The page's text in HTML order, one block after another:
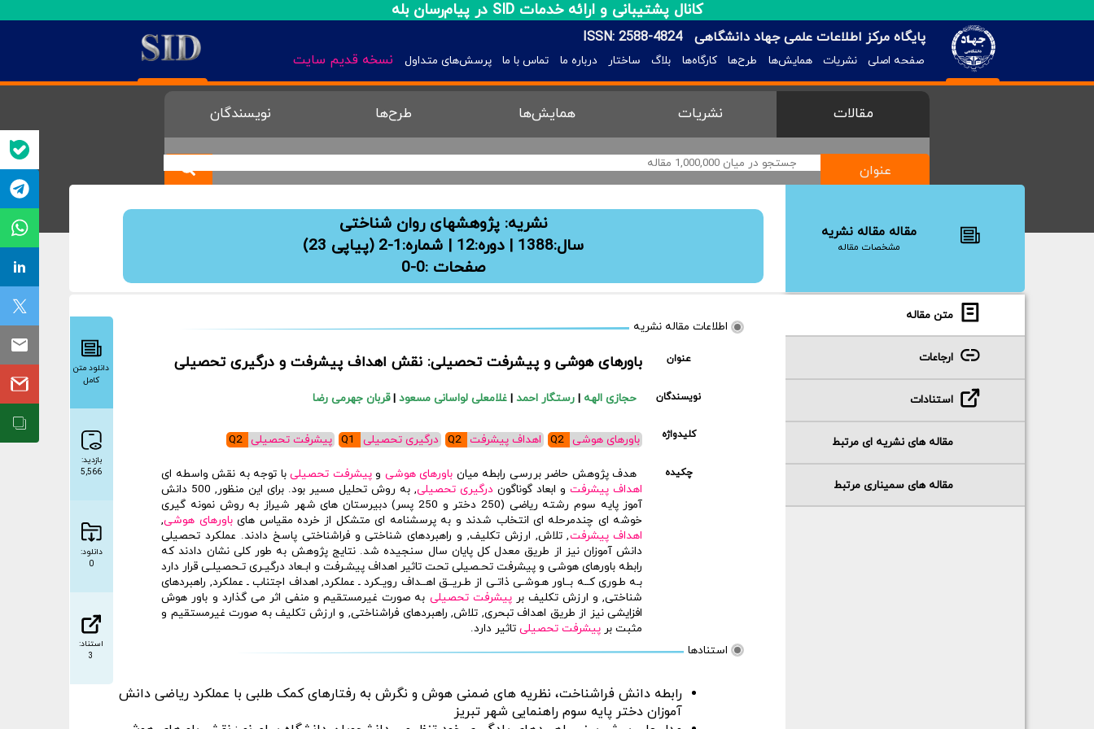
کانال پشتیبانی و ارائه خدمات SID در پیام‌رسان بله
پایگاه مرکز اطلاعات علمی جهاد دانشگاهی ISSN: 2588-4824
صفحه اصلی نشریات همایش‌ها طرح‌ها کارگاه‌ها بلاگ ساختار درباره ما تماس با ما پرسش‌های متداول نسخه قدیم سایت
مقالات نشریات همایش‌ها طرح‌ها نویسندگان
عنوان
مقاله مقاله نشریه
مشخصات مقاله
نشریه: پژوهشهای روان شناختی
سال:1388 | دوره:12 | شماره:1-2 (پیاپی 23)
صفحات :0-0
متن مقاله
ارجاعات
استنادات
مقاله های نشریه ای مرتبط
مقاله های سمیناری مرتبط
دانلود متن
کامل
بازدید:
5,566
دانلود:
0
استناد:
3
اطلاعات مقاله نشریه
عنوان باورهای هوشی و پیشرفت تحصیلی: نقش اهداف پیشرفت و درگیری تحصیلی
نویسندگان حجازی الهه |رستگار احمد |غلامعلی لواسانی مسعود|قربان جهرمی رضا
کلیدواژه باورهای هوشی اهداف پیشرفت درگیری تحصیلی پیشرفت تحصیلی
چکیده هدف پژوهش حاضر بررسی رابطه میان باورهای هوشی وپیشرفت تحصیلیبا توجه به نقش واسطه ای
اهداف پیشرفتو ابعاد گوناگوندرگیری تحصیلی
, به روش تحلیل مسیر بود. برای این منظور, 500 دانش
آموز پایه سوم رشته ریاضی (250 دختر و 250 پسر) دبیرستان های شهر شیراز به روش نمونه گیری
خوشه ای چندمرحله ای انتخاب شدند و به پرسشنامه ای متشکل از خرده مقیاس هایباورهای هوشی,
اهداف پیشرفت, تلاش, ارزش تکلیف, و راهبردهای شناختی و فراشناختی پاسخ دادند. عملکرد تحصیلی
دانش آموزان نیز از طریق معدل کل پایان سال سنجیده شد. نتایج پژوهش به طور کل‍‍ی نشان دادند که
رابطه باورهای هوش‍‍ی و پیشرفت تحـصیلی تحت تاثیر اهداف پ‍‍یشـرفت و ابـعاد درگ‍‍یـری تـحصیلـی قرار دارد
بـه طـوری کــه بــاور هـوشـی ذاتـی از طـریــق اهــداف رویـکرد ـ عملکرد, اهداف اجتناب ـ عملکرد, راهبردهای
شناختی, و ارزش تکلیف بر پیشرفت تحصیلی به صورت غیرمستقیم و منفی اثر می گذارد و باور هوش
افزایشی نیز از طریق اهداف تبحری, تلاش, راهبردهای فراشناختی, و ارزش تکلیف به صورت غیرمستقیم و
مثبت بر پیشرفت تحصیلیتاثیر دارد.
استنادها
رابطه دانش فراشناخت، نظریه های ضمنی هوش و نگرش به رفتارهای کمک طلبی با عملکرد ریاضی دانش
آموزان دختر پایه سوم راهنمایی شهر تبریز